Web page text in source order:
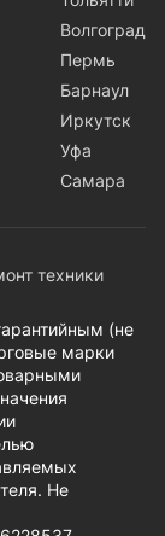
Волгоград
Пермь
Барнаул
Иркутск
Уфа
Самара
техники
(не
марки
Не